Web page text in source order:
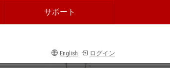
サポート
English ログイン